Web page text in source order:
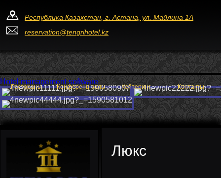
Республика Казахстан, г. Астана, ул. Майлина 1А
reservation@tengrihotel.kz
Рестораны Конференц-залы Кейтеринг Контакты
Hotel management software
Люкс